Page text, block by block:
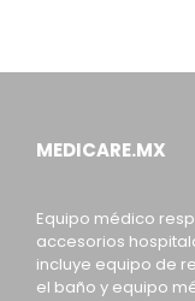
MEDICARE.MX
Equipo médico
accesorios
incluye equipo de
el baño y equipo